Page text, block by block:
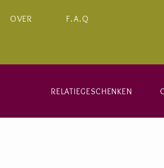
OVER F.A.Q
RELATIEGESCHENKEN